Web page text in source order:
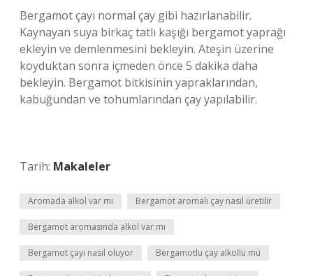
Bergamot çayı normal çay gibi hazırlanabilir.
Kaynayan suya birkaç tatlı kaşığı bergamot yaprağı
ekleyin ve demlenmesini bekleyin. Ateşin üzerine
koyduktan sonra içmeden önce 5 dakika daha
bekleyin. Bergamot bitkisinin yapraklarından,
kabuğundan ve tohumlarından çay yapılabilir.
Tarih: Makaleler
Aromada alkol var mı Bergamot aromalı çay nasıl üretilir
Bergamot aromasında alkol var mı
Bergamot çayı nasıl oluyor Bergamotlu çay alkollü mü